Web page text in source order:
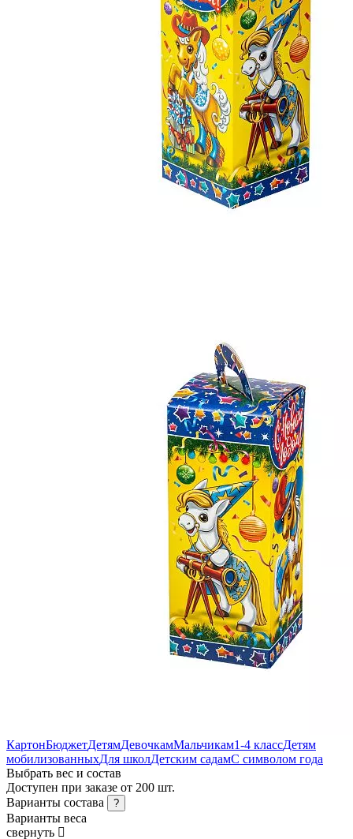
КартонБюджетДетямДевочкамМальчикам1-4 классДетям
мобилизованныхДля школДетским садамС символом года
Выбрать вес и состав
Доступен при заказе от 200 шт.
Варианты состава
?
Варианты веса
свернуть